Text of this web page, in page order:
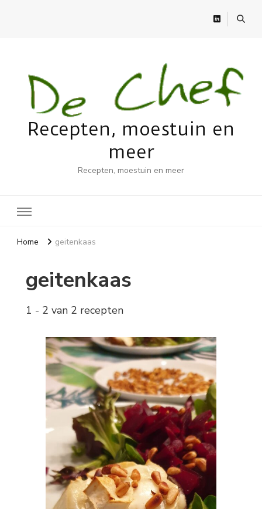
Recepten, moestuin en
meer
Recepten, moestuin en meer
Home geitenkaas
geitenkaas
1 - 2 van 2 recepten